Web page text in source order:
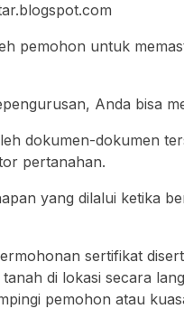
pemohon untuk
Anda bisa
dokumen-dokumen
pertanahan.
yang dilalui ketika
sertifikat
di lokasi secara
pemohon atau